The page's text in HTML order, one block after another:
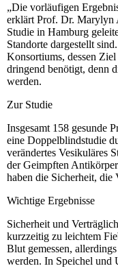
„Die vorläufigen
erklärt Prof. Dr. Marylyn
Studie in Hamburg
Standorte dargestellt
Konsortiums, dessen
dringend benötigt, denn
werden.
Zur Studie
Insgesamt 158 gesunde
eine Doppelblindstudie
verändertes Vesikuläres
der Geimpften
haben die Sicherheit, die
Wichtige Ergebnisse
Sicherheit und
kurzzeitig zu leichtem
Blut gemessen,
werden. In Speichel und